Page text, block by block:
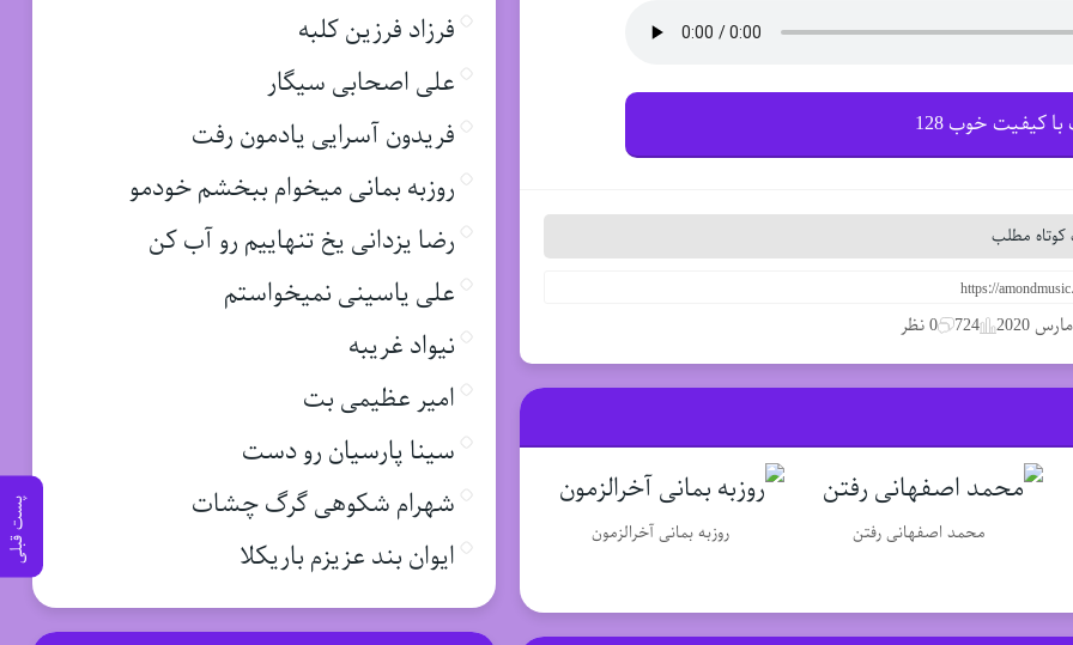
پست قبلی
کیفیت خوب 128
مطلب
724 0 نظر
محمد اصفهانی رفتن روزبه بمانی آخرالزمون
فرزاد فرزین کلبه
علی اصحابی سیگار
فریدون آسرایی یادمون رفت
روزبه بمانی میخوام ببخشم خودمو
رضا یزدانی یخ تنهاییم رو آب کن
علی یاسینی نمیخواستم
نیواد غریبه
امیر عظیمی بت
سینا پارسیان رو دست
شهرام شکوهی گرگ چشات
ایوان بند عزیزم باریکلا